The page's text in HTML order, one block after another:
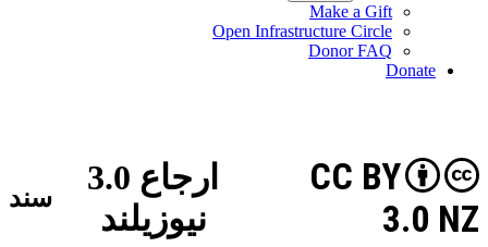
Make a Gift
Open Infrastructure Circle
Donor FAQ
Donate
ارجاع 3.0
نیوزیلند
CC BY
3.0 NZ
سند